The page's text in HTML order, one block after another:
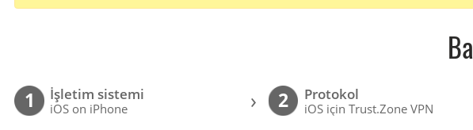
1 İşletim sistemi
iOS on iPhone › 2 Protokol
iOS için Trust.Zone VPN